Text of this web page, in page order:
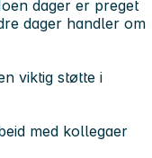
dager er preget
dager handler om
viktig støtte i
med kollegaer